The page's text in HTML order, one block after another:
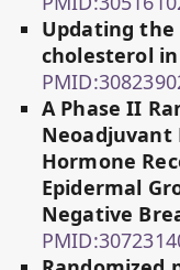
Updating the
cholesterol
A Phase II
Neoadjuvant
Hormone
Epidermal
Negative